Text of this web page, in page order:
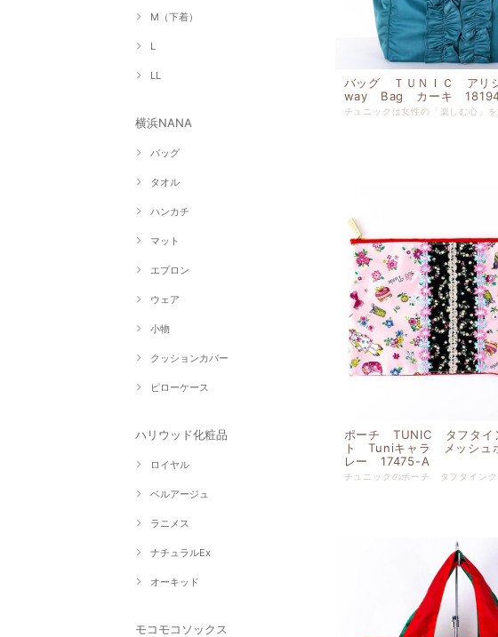
M（下着）
L
LL
横浜NANA
バッグ
タオル
ハンカチ
マット
エプロン
ウェア
小物
クッションカバー
ピローケース
ハリウッド化粧品
ロイヤル
ベルアージュ
ラニメス
ナチュラルEx
オーキッド
モコモコソックス
バッグ ＴＵＮＩＣ アリ
way Bag カーキ
ポーチ TUNIC タフタイ
ト Tuniキャラ メッシュ
レー 17475-A